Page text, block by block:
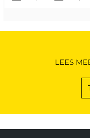
LEES